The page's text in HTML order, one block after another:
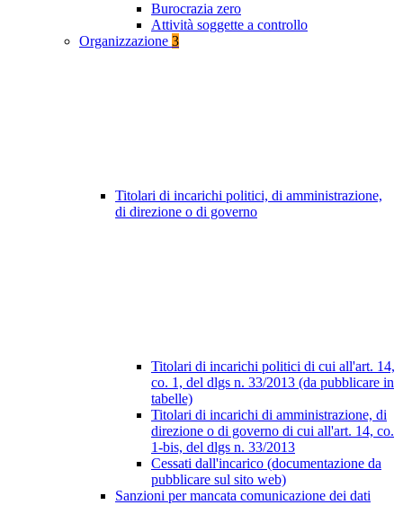
Burocrazia zero
Attività soggette a controllo
Organizzazione 3
Titolari di incarichi politici, di amministrazione,
di direzione o di governo
Titolari di incarichi politici di cui all'art. 14,
co. 1, del dlgs n. 33/2013 (da pubblicare in
tabelle)
Titolari di incarichi di amministrazione, di
direzione o di governo di cui all'art. 14, co.
1-bis, del dlgs n. 33/2013
Cessati dall'incarico (documentazione da
pubblicare sul sito web)
Sanzioni per mancata comunicazione dei dati